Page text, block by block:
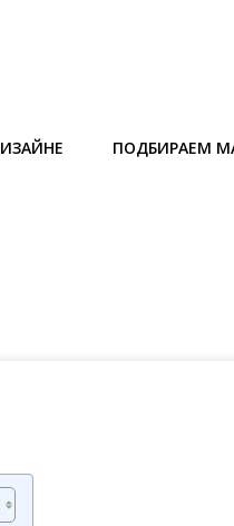
ПОДБИРАЕМ